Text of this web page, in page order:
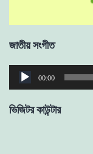
জাতীয় সংগীত
Audio
Player
00:00
ভিজিটর কাউন্টার